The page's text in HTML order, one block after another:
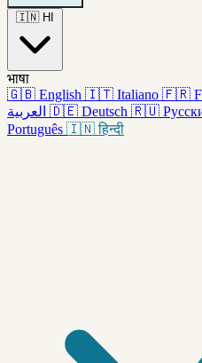
🇮🇳 HI
भाषा
🇬🇧 English 🇮🇹 Italiano 🇫🇷
العربية 🇩🇪 Deutsch 🇷🇺
Português 🇮🇳 हिन्दी